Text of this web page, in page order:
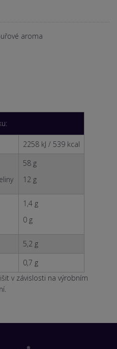
aroma
2258 kJ / 539 kcal
58 g
12 g
1,4 g
0 g
5,2 g
0,7 g
v závislosti na výrobním